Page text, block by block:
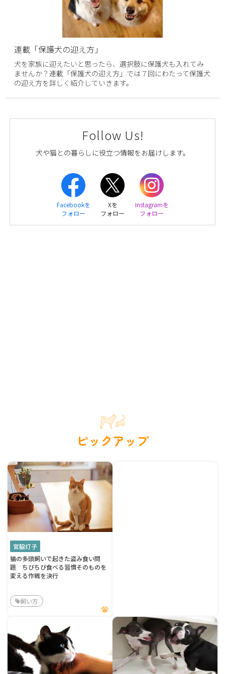
連載「保護犬の迎え方」
犬を家族に迎えたいと思ったら、選択肢に保護犬も入れてみ
ませんか？連載「保護犬の迎え方」では７回にわたって保護犬
の迎え方を詳しく紹介していきます。
Follow Us!
犬や猫との暮らしに役立つ情報をお届けします。
Facebookを
フォロー
Xを
フォロー
Instagramを
フォロー
ピックアップ
宮脇灯子
猫の多頭飼いで起きた盗み食い問
題 ちびちび食べる習慣そのものを
変える作戦を決行
飼い方